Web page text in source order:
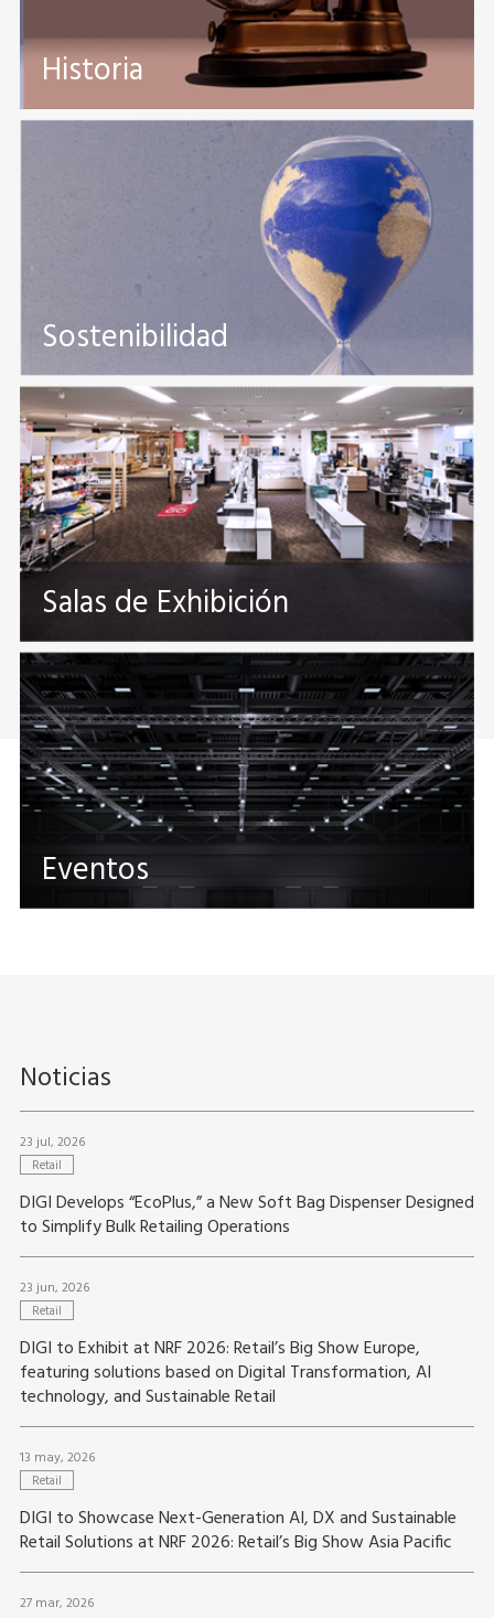
Historia
Sostenibilidad
Salas de Exhibición
Eventos
Noticias
23 jul, 2026
Retail
DIGI Develops “EcoPlus,” a New Soft Bag Dispenser Designed
to Simplify Bulk Retailing Operations
23 jun, 2026
Retail
DIGI to Exhibit at NRF 2026: Retail’s Big Show Europe,
featuring solutions based on Digital Transformation, AI
technology, and Sustainable Retail
13 may, 2026
Retail
DIGI to Showcase Next-Generation AI, DX and Sustainable
Retail Solutions at NRF 2026: Retail’s Big Show Asia Pacific
27 mar, 2026